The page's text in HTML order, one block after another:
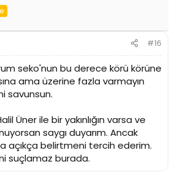
#16
seko'nun bu derece körü körüne
ama üzerine fazla varmayın
savunsun.
Üner ile bir yakınlığın varsa ve
saygı duyarım. Ancak
açıkça belirtmeni tercih ederim.
suçlamaz burada.